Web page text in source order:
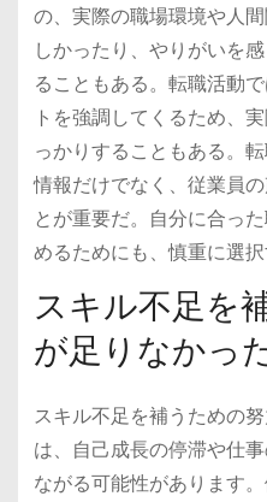
の、実際の職場環境や人
しかったり、やりがいを
ることもある。転職活動
トを強調してくるため、
っかりすることもある。
情報だけでなく、従業員
とが重要だ。自分に合っ
めるためにも、慎重に選
スキル不足を
が足りなかっ
スキル不足を補うための
は、自己成長の停滞や仕
ながる可能性があります